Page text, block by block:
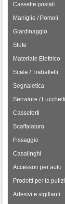
Cassette postali
Maniglie / Pomoli
Giardinaggio
Stufe
Materiale Elettrico
Scale / Trabattelli
Segnaletica
Serrature / Lucchetti
Casseforti
Scaffalatura
Fissaggio
Casalinghi
Accessori per auto
Prodotti per la
Adesivi e sigillanti